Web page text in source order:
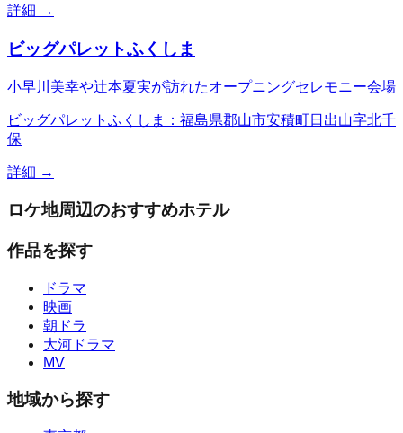
詳細 →
ビッグパレットふくしま
小早川美幸や辻本夏実が訪れたオープニングセレモニー会場
ビッグパレットふくしま：福島県郡山市安積町日出山字北千
保
詳細 →
ロケ地周辺のおすすめホテル
作品を探す
ドラマ
映画
朝ドラ
大河ドラマ
MV
地域から探す